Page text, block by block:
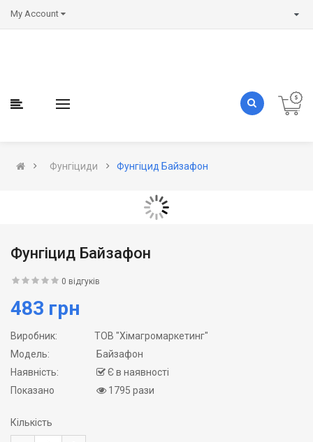
My Account
Фунгіциди Фунгіцид Байзафон
Фунгіцид Байзафон
0 відгуків
483 грн
Виробник:
ТОВ "Хімагромаркетинг"
Модель:
Байзафон
Наявність:
Є в наявності
Показано
1795 рази
Кількість